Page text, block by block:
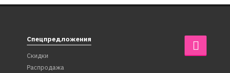
В корзину
Спецпредложения
Скидки
Распродажа